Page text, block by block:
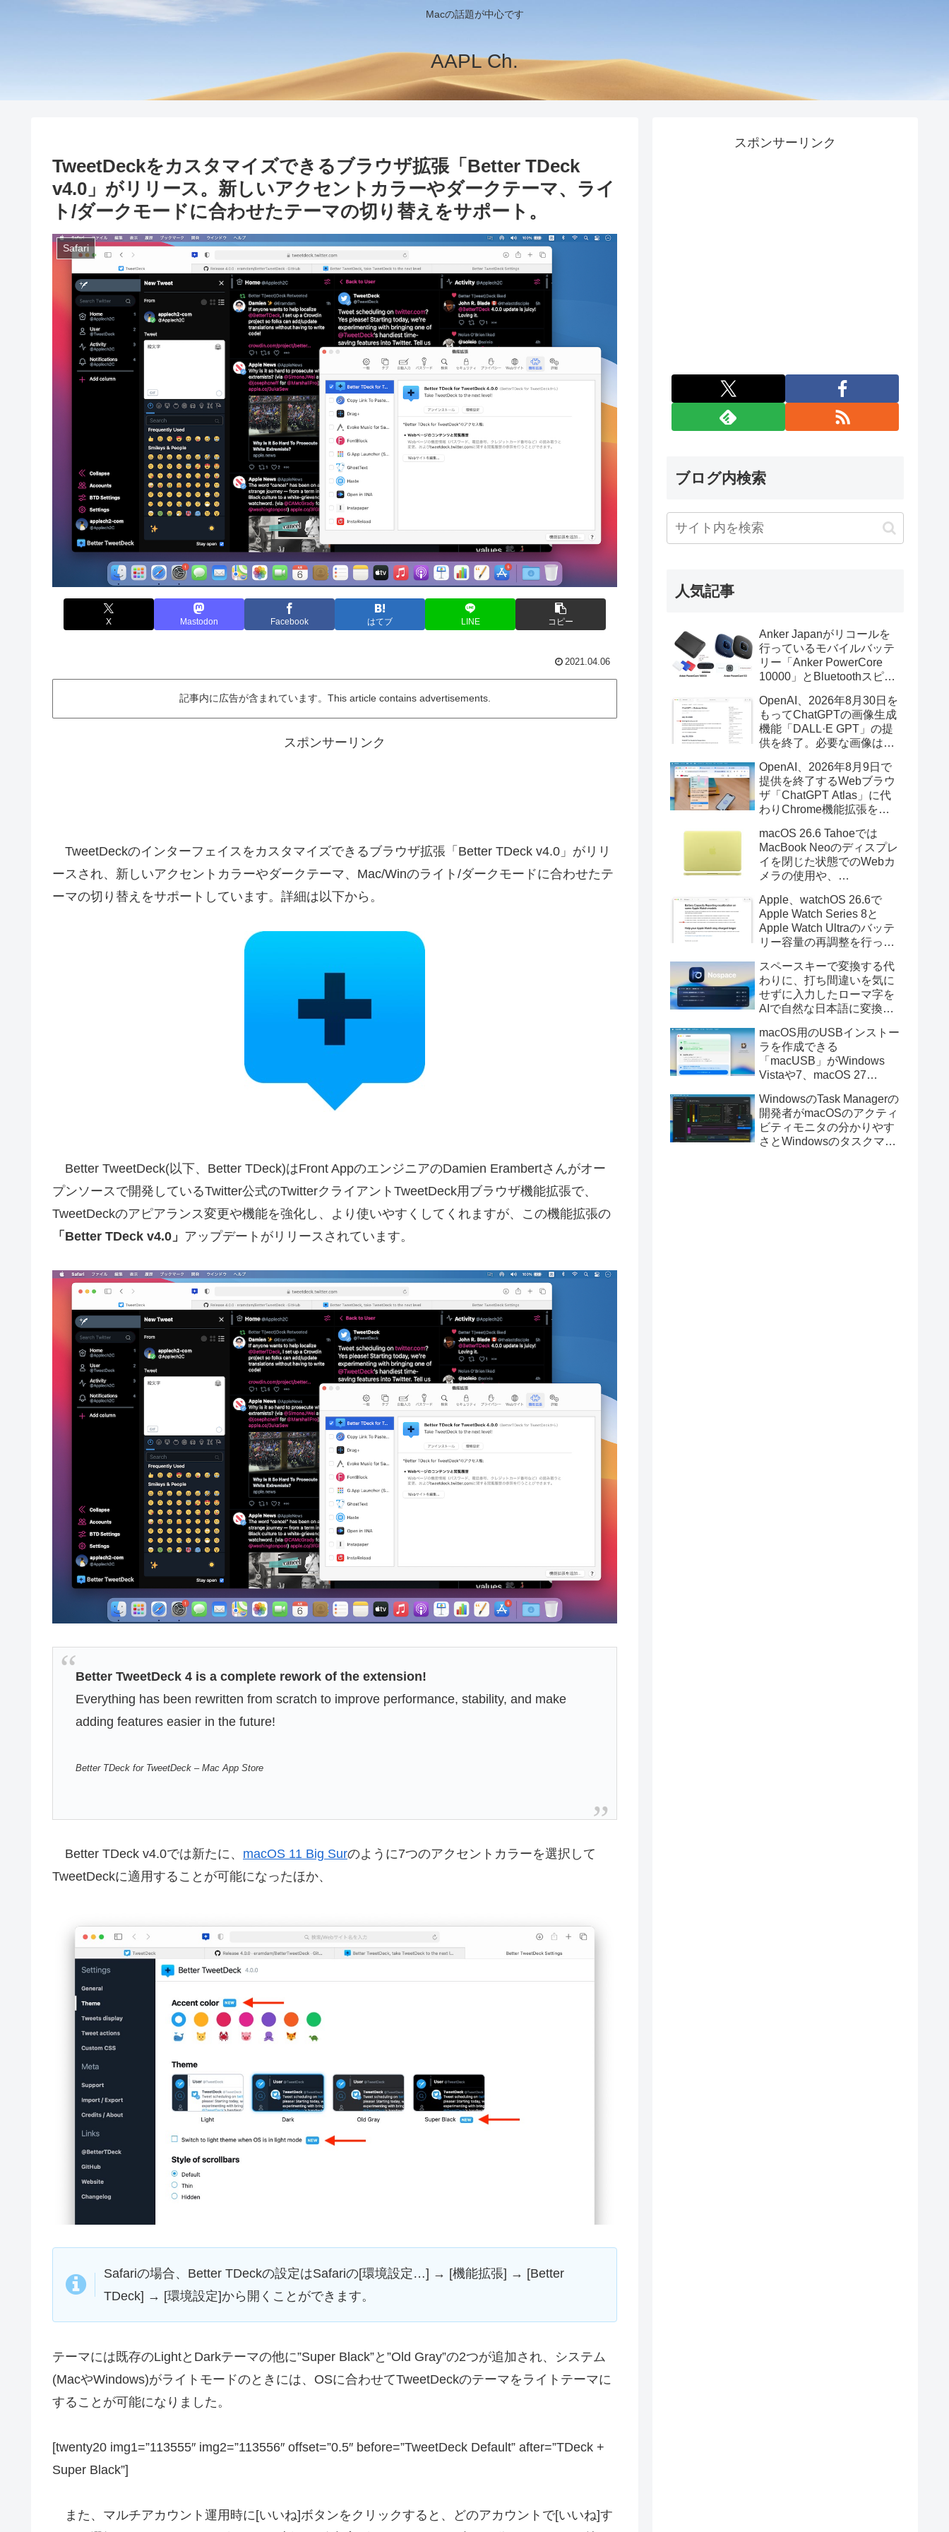
Macの話題が中心です
AAPL Ch.
TweetDeckをカスタマイズできるブラウザ拡張「Better TDeck
v4.0」がリリース。新しいアクセントカラーやダークテーマ、ライ
ト/ダークモードに合わせたテーマの切り替えをサポート。
Safari
X Mastodon Facebook はてブ LINE コピー
2021.04.06
記事内に広告が含まれています。This article contains advertisements.
スポンサーリンク
TweetDeckのインターフェイスをカスタマイズできるブラウザ拡張「Better TDeck v4.0」がリリ
ースされ、新しいアクセントカラーやダークテーマ、Mac/Winのライト/ダークモードに合わせたテ
ーマの切り替えをサポートしています。詳細は以下から。
Better TweetDeck(以下、Better TDeck)はFront AppのエンジニアのDamien Erambertさんがオー
プンソースで開発しているTwitter公式のTwitterクライアントTweetDeck用ブラウザ機能拡張で、
TweetDeckのアピアランス変更や機能を強化し、より使いやすくしてくれますが、この機能拡張の
「Better TDeck v4.0」 アップデートがリリースされています。
Better TweetDeck 4 is a complete rework of the extension!
Everything has been rewritten from scratch to improve performance, stability, and make
adding features easier in the future!
Better TDeck for TweetDeck – Mac App Store
Better TDeck v4.0では新たに、 macOS 11 Big Surのように7つのアクセントカラーを選択して
TweetDeckに適用することが可能になったほか、
Safariの場合、Better TDeckの設定はSafariの[環境設定…] → [機能拡張] → [Better
TDeck] → [環境設定]から開くことができます。
テーマには既存のLightとDarkテーマの他に”Super Black”と”Old Gray”の2つが追加され、システム
(MacやWindows)がライトモードのときには、OSに合わせてTweetDeckのテーマをライトテーマに
することが可能になりました。
[twenty20 img1=”113555″ img2=”113556″ offset=”0.5″ before=”TweetDeck Default” after=”TDeck +
Super Black”]
また、マルチアカウント運用時に[いいね]ボタンをクリックすると、どのアカウントで[いいね]す
スポンサーリンク
ブログ内検索
人気記事
Anker Japanがリコールを
行っているモバイルバッテ
リー「Anker PowerCore
10000」とBluetoothスピー
辺を焼損する火災が6月に3
件発生していたそうなので
注意を。
OpenAI、2026年8月30日を
もってChatGPTの画像生成
機能「DALL·E GPT」の提
供を終了。必要な画像は期
OpenAI、2026年8月9日で
提供を終了するWebブラウ
ザ「ChatGPT Atlas」に代
わりChrome機能拡張をア
画の質問やAsk ChatGPT機
能を追加。
macOS 26.6 Tahoeでは
MacBook Neoのディスプレ
イを閉じた状態でのWebカ
メラの使用や、
利用しMacBook Neoを復元
する際の安定性が向上。
Apple、watchOS 26.6で
Apple Watch Series 8と
Apple Watch Ultraのバッテ
リー容量の再調整を行った
スペースキーで変換する代
わりに、打ち間違いを気に
せずに入力したローマ字を
AIで自然な日本語に変換し
力アプリ「Nospace」がリ
リース。
macOS用のUSBインストー
ラを作成できる
「macUSB」がWindows
Vistaや7、macOS 27
トーラの作成に対応。
WindowsのTask Managerの
開発者がmacOSのアクティ
ビティモニタの分かりやす
さとWindowsのタスクマネ